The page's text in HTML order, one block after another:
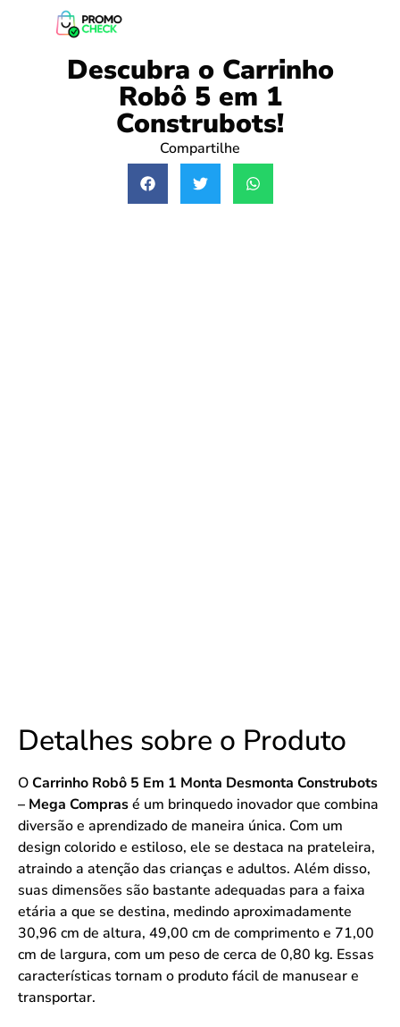
Descubra o Carrinho
Robô 5 em 1
Construbots!
Compartilhe
Detalhes sobre o Produto
OCarrinho Robô 5 Em 1 Monta Desmonta Construbots
– Mega Comprasé um brinquedo inovador que combina
diversão e aprendizado de maneira única. Com um
design colorido e estiloso, ele se destaca na prateleira,
atraindo a atenção das crianças e adultos. Além disso,
suas dimensões são bastante adequadas para a faixa
etária a que se destina, medindo aproximadamente
30,96 cm de altura, 49,00 cm de comprimento e 71,00
cm de largura, com um peso de cerca de 0,80 kg. Essas
características tornam o produto fácil de manusear e
transportar.